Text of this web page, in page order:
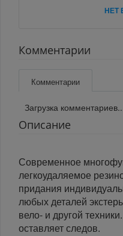
НЕТ
Комментарии
Комментарии
Загрузка
Описание
Современное
легкоудаляемое
придания
любых деталей
вело- и другой
оставляет следов.